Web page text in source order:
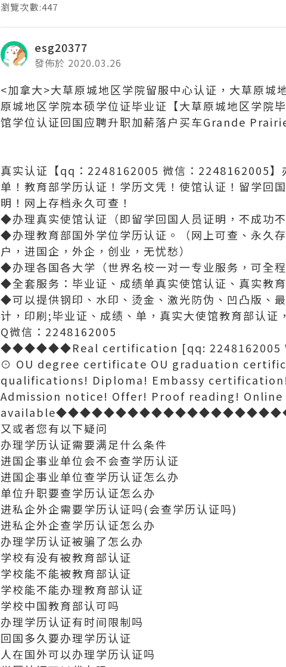
瀏覽次數:447
esg20377
發佈於 2020.03.26
<加拿大>大草原城地区学院留服中心认证，大草原
原城地区学院本硕学位证毕业证【大草原城地区学院
馆学位认证回国应聘升职加薪落户买车Grande
真实认证【qq：2248162005 微信：2248162005
单！教育部学历认证！学历文凭！使馆认证！留学回
明！网上存档永久可查！
◆办理真实使馆认证（即留学回国人员证明，不成功不
◆办理教育部国外学位学历认证。（网上可查、永久
户，进国企，外企，创业，无忧愁）
◆办理各国各大学（世界名校一对一专业服务，可全程
◆全套服务：毕业证、成绩单真实使馆认证、真实教
◆可以提供钢印、水印、烫金、激光防伪、凹凸版、
计，印刷;毕业证、成绩、单，真实大使馆教育部认证
Q微信：2248162005
◆◆◆◆◆◆Real certification [qq: 2248162005
⊙ OU degree certificate OU graduation
qualifications! Diploma! Embassy
Admission notice! Offer! Proof reading! Online
又或者您有以下疑问
办理学历认证需要满足什么条件
进国企事业单位会不会查学历认证
进国企事业单位查学历认证怎么办
单位升职要查学历认证怎么办
进私企外企需要学历认证吗(会查学历认证吗)
进私企外企查学历认证怎么办
办理学历认证被骗了怎么办
学校有没有被教育部认证
学校能不能被教育部认证
学校能不能办理教育部认证
学校中国教育部认可吗
办理学历认证有时间限制吗
回国多久要办理学历认证
人在国外可以办理学历认证吗